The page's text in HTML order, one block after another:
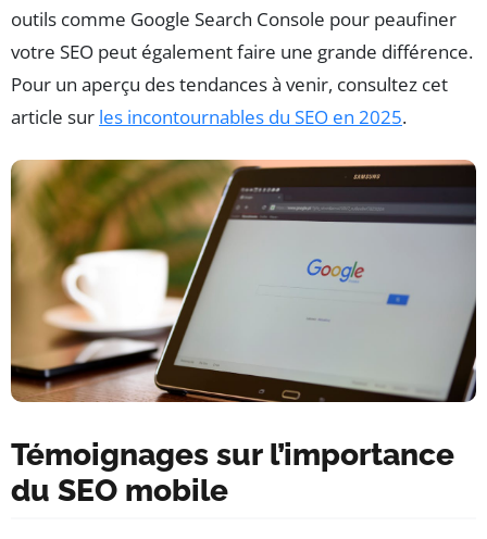
outils comme Google Search Console pour peaufiner
votre SEO peut également faire une grande différence.
Pour un aperçu des tendances à venir, consultez cet
article sur les incontournables du SEO en 2025.
Témoignages sur l’importance
du SEO mobile